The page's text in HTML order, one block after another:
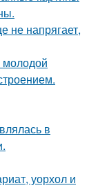
не напрягает,
молодой
в
уорхол и